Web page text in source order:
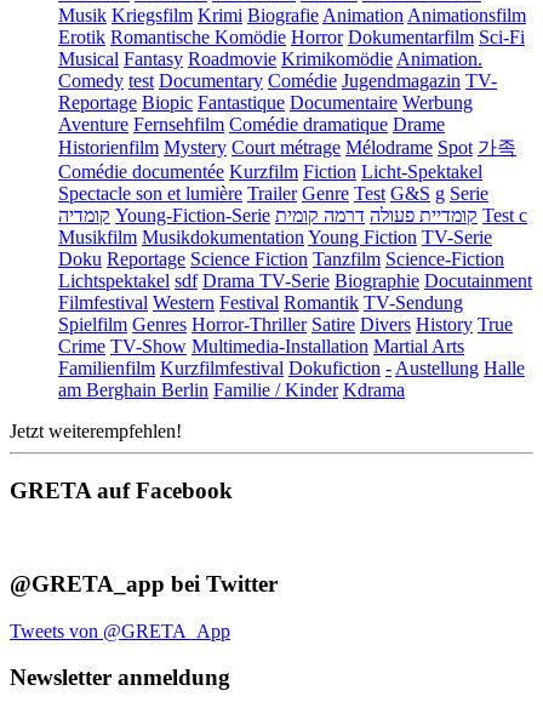
Musik Kriegsfilm Krimi Biografie Animation Animationsfilm
Erotik Romantische Komödie Horror Dokumentarfilm Sci-Fi
Musical Fantasy Roadmovie Krimikomödie Animation.
Comedy test Documentary Comédie Jugendmagazin TV-
Reportage Biopic Fantastique Documentaire Werbung
Aventure Fernsehfilm Comédie dramatique Drame
Historienfilm Mystery Court métrage Mélodrame Spot 가족
Comédie documentée Kurzfilm Fiction Licht-Spektakel
Spectacle son et lumière Trailer Genre Test G&S g Serie
קומדיה Young-Fiction-Serie קומדיית פעולה דרמה קומית
Test c
Musikfilm Musikdokumentation Young Fiction TV-Serie
Doku Reportage Science Fiction Tanzfilm Science-Fiction
Lichtspektakel sdf Drama TV-Serie Biographie Docutainment
Filmfestival Western Festival Romantik TV-Sendung
Spielfilm Genres Horror-Thriller Satire Divers History True
Crime TV-Show Multimedia-Installation Martial Arts
Familienfilm Kurzfilmfestival Dokufiction - Austellung Halle
am Berghain Berlin Familie / Kinder Kdrama
Jetzt weiterempfehlen!
GRETA auf Facebook
@GRETA_app bei Twitter
Tweets von @GRETA_App
Newsletter anmeldung